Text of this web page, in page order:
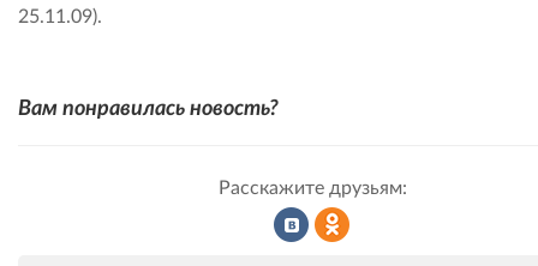
25.11.09).
Вам понравилась новость?
Расскажите друзьям: